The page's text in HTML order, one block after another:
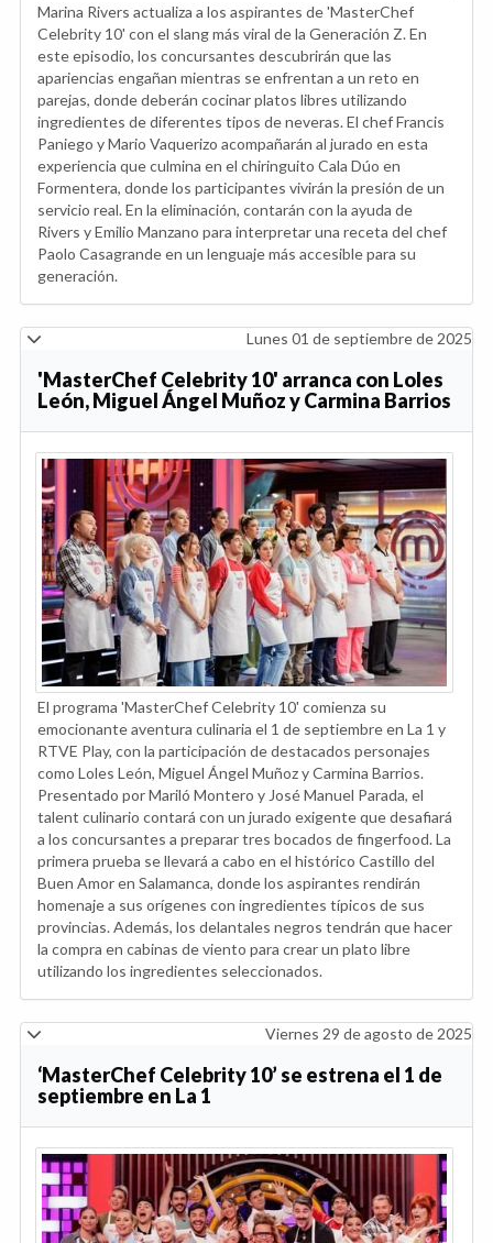
Marina Rivers actualiza a los aspirantes de 'MasterChef
Celebrity 10' con el slang más viral de la Generación Z. En
este episodio, los concursantes descubrirán que las
apariencias engañan mientras se enfrentan a un reto en
parejas, donde deberán cocinar platos libres utilizando
ingredientes de diferentes tipos de neveras. El chef Francis
Paniego y Mario Vaquerizo acompañarán al jurado en esta
experiencia que culmina en el chiringuito Cala Dúo en
Formentera, donde los participantes vivirán la presión de un
servicio real. En la eliminación, contarán con la ayuda de
Rivers y Emilio Manzano para interpretar una receta del chef
Paolo Casagrande en un lenguaje más accesible para su
generación.
Lunes 01 de septiembre de 2025
'MasterChef Celebrity 10' arranca con Loles
León, Miguel Ángel Muñoz y Carmina Barrios
El programa 'MasterChef Celebrity 10' comienza su
emocionante aventura culinaria el 1 de septiembre en La 1 y
RTVE Play, con la participación de destacados personajes
como Loles León, Miguel Ángel Muñoz y Carmina Barrios.
Presentado por Mariló Montero y José Manuel Parada, el
talent culinario contará con un jurado exigente que desafiará
a los concursantes a preparar tres bocados de fingerfood. La
primera prueba se llevará a cabo en el histórico Castillo del
Buen Amor en Salamanca, donde los aspirantes rendirán
homenaje a sus orígenes con ingredientes típicos de sus
provincias. Además, los delantales negros tendrán que hacer
la compra en cabinas de viento para crear un plato libre
utilizando los ingredientes seleccionados.
Viernes 29 de agosto de 2025
‘MasterChef Celebrity 10’ se estrena el 1 de
septiembre en La 1